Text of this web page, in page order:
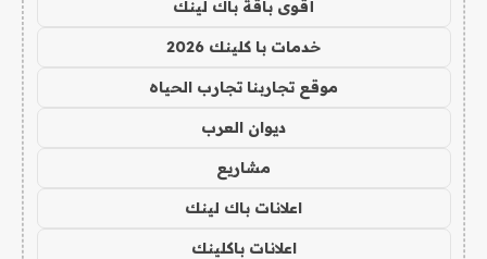
أقوى باقة باك لينك
خدمات با كلينك 2026
موقع تجاربنا تجارب الحياه
ديوان العرب
مشاريع
اعلانات باك لينك
اعلانات باكلينك